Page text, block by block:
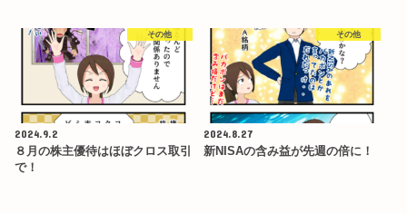
その他
2024.9.2
８月の株主優待はほぼクロス取引
で！
その他
2024.8.27
新NISAの含み益が先週の倍に！